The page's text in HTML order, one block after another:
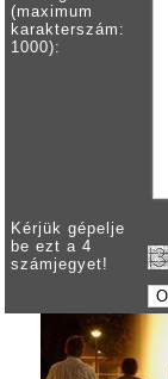
(maximum
karakterszám:
1000):
Kérjük gépelje
be ezt a 4
számjegyet!